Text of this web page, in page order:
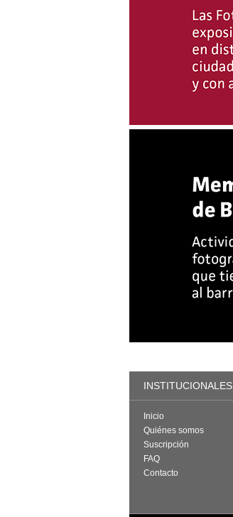
INSTITUCIONALES
Inicio
Quiénes somos
Suscripción
FAQ
Contacto